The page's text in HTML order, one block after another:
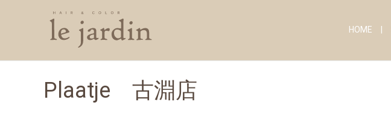
HOME
Plaatje 古淵店